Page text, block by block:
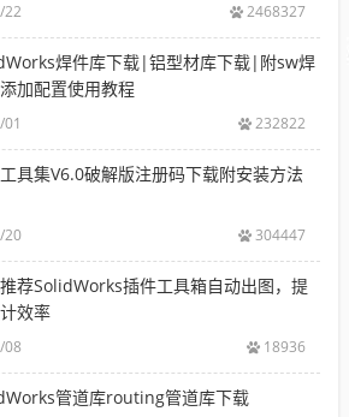
22 2468327
焊件库下载|铝型材库下载|附sw焊
加配置使用教程
232822
具集V6.0破解版注册码下载附安装方法
20 304447
荐SolidWorks插件工具箱自动出图，提
效率
08 18936
管道库routing管道库下载